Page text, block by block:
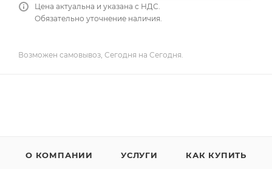
Цена актуальна и указана с НДС.
Обязательно уточнение наличия.
Возможен самовывоз, Сегодня на Сегодня.
О КОМПАНИИ УСЛУГИ КАК КУПИТЬ